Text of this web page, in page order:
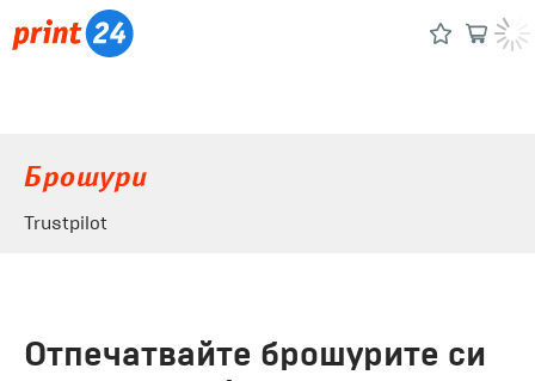
Брошури
Trustpilot
Отпечатвайте брошурите си